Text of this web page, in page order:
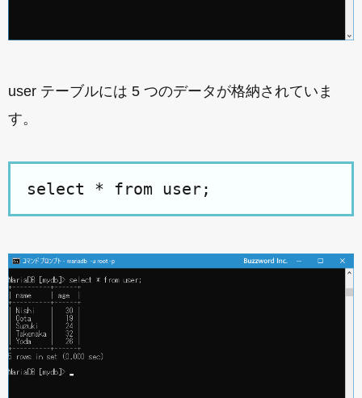
user テーブルには 5 つのデータが格納されていま
す。
select * from user;